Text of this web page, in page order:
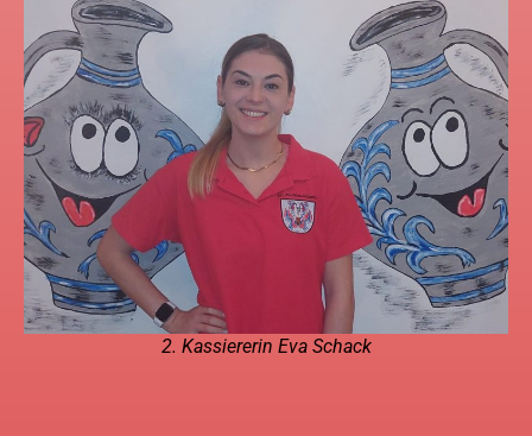
2. Kassiererin Eva Schack